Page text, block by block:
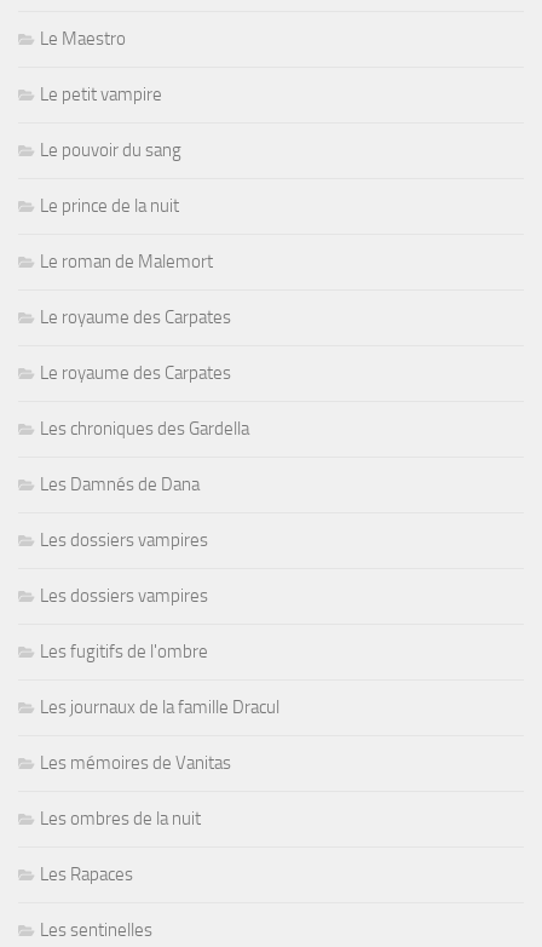
Le Maestro
Le petit vampire
Le pouvoir du sang
Le prince de la nuit
Le roman de Malemort
Le royaume des Carpates
Le royaume des Carpates
Les chroniques des Gardella
Les Damnés de Dana
Les dossiers vampires
Les dossiers vampires
Les fugitifs de l'ombre
Les journaux de la famille Dracul
Les mémoires de Vanitas
Les ombres de la nuit
Les Rapaces
Les sentinelles